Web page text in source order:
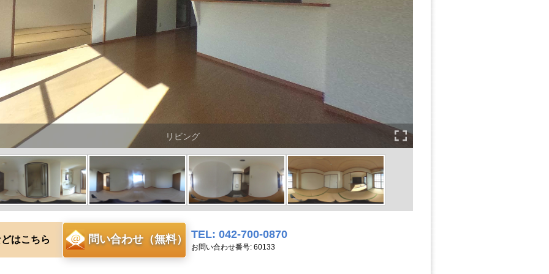
リビング
はこちら 問い合わせ（無料） TEL: 042-700-0870
お問い合わせ番号: 60133